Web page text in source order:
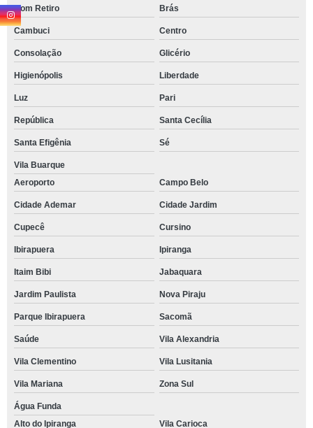
Bom Retiro Brás
Cambuci Centro
Consolação Glicério
Higienópolis Liberdade
Luz Pari
República Santa Cecília
Santa Efigênia Sé
Vila Buarque
Aeroporto
Campo Belo
Cidade Ademar Cidade Jardim
Cupecê Cursino
Ibirapuera Ipiranga
Itaim Bibi Jabaquara
Jardim Paulista Nova Piraju
Parque Ibirapuera Sacomã
Saúde Vila Alexandria
Vila Clementino Vila Lusitania
Vila Mariana Zona Sul
Água Funda
Alto do Ipiranga
Vila Carioca